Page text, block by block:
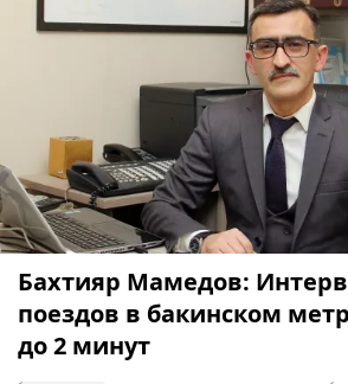
Бахтияр Мамедов:
поездов в бакинском
до 2 минут